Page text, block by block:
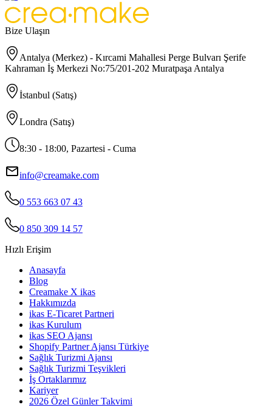
Bize Ulaşın
Antalya (Merkez) - Kırcami Mahallesi Perge Bulvarı Şerife
Kahraman İş Merkezi No:75/201-202 Muratpaşa Antalya
İstanbul (Satış)
Londra (Satış)
8:30 - 18:00, Pazartesi - Cuma
info@creamake.com
0 553 663 07 43
0 850 309 14 57
Hızlı Erişim
Anasayfa
Blog
Creamake X ikas
Hakkımızda
ikas E-Ticaret Partneri
ikas Kurulum
ikas SEO Ajansı
Shopify Partner Ajansı Türkiye
Sağlık Turizmi Ajansı
Sağlık Turizmi Teşvikleri
İş Ortaklarımız
Kariyer
2026 Özel Günler Takvimi